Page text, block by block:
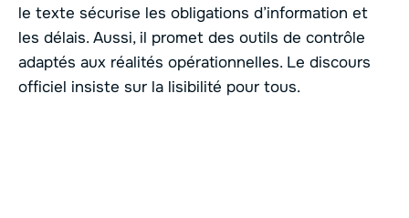
le texte sécurise les obligations d’information et
les délais. Aussi, il promet des outils de contrôle
adaptés aux réalités opérationnelles. Le discours
officiel insiste sur la lisibilité pour tous.